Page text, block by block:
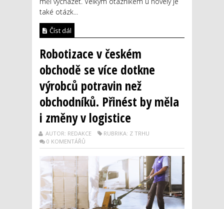
také otázk...
Číst dál
Robotizace v českém
obchodě se více dotkne
výrobců potravin než
obchodníků. Přinést by měla
i změny v logistice
AUTOR: REDAKCE
RUBRIKA: Z TRHU
0 KOMENTÁŘŮ